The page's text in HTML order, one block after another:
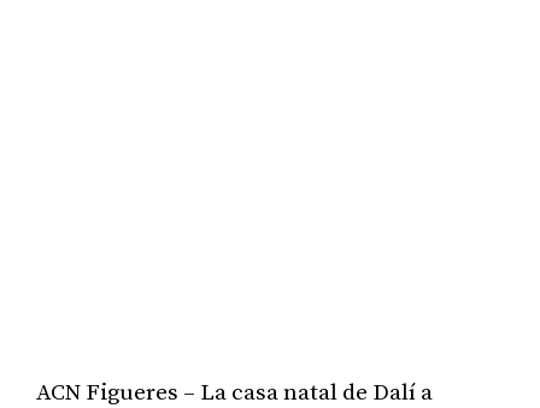
ACN Figueres – La casa natal de Dalí a